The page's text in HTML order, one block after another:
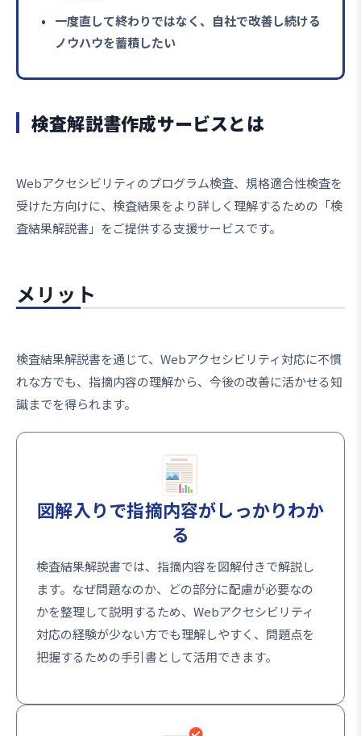
一度直して終わりではなく、自社で改善し続ける
ノウハウを蓄積したい
検査解説書作成サービスとは
Webアクセシビリティのプログラム検査、規格適合性検査を
受けた方向けに、検査結果をより詳しく理解するための「検
査結果解説書」をご提供する支援サービスです。
メリット
検査結果解説書を通じて、Webアクセシビリティ対応に不慣
れな方でも、指摘内容の理解から、今後の改善に活かせる知
識までを得られます。
図解入りで指摘内容がしっかりわか
る
検査結果解説書では、指摘内容を図解付きで解説し
ます。なぜ問題なのか、どの部分に配慮が必要なの
かを整理して説明するため、Webアクセシビリティ
対応の経験が少ない方でも理解しやすく、問題点を
把握するための手引書として活用できます。